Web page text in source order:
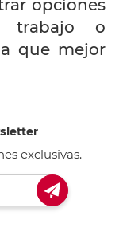
opciones
trabajo o
que mejor
exclusivas.